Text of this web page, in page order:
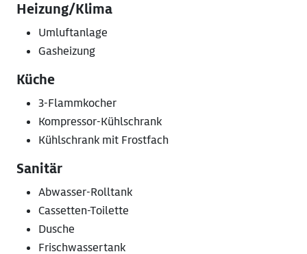
Heizung/Klima
Umluftanlage
Gasheizung
Küche
3-Flammkocher
Kompressor-Kühlschrank
Kühlschrank mit Frostfach
Sanitär
Abwasser-Rolltank
Cassetten-Toilette
Dusche
Frischwassertank